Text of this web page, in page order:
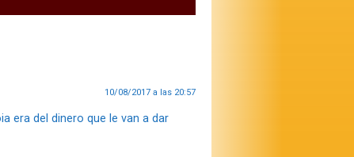
10/08/2017 a las 20:57
era del dinero que le van a dar